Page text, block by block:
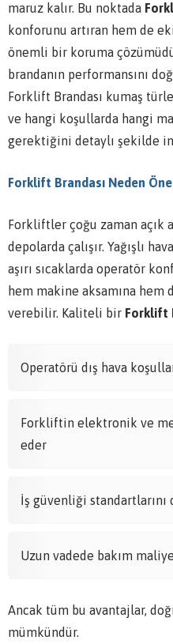
maruz kalır. Bu noktada
konforunu artıran hem de
önemli bir koruma
brandanın performansını
Forklift Brandası kumaş
ve hangi koşullarda hangi
gerektiğini detaylı şekilde
Forklift Brandası Neden
Forkliftler çoğu zaman açık
depolarda çalışır. Yağışlı
aşırı sıcaklarda operatör
hem makine aksamına
verebilir. Kaliteli bir Forklift
Operatörü dış hava
Forkliftin elektronik ve
eder
İş güvenliği standartlarını
Uzun vadede bakım
Ancak tüm bu avantajlar,
mümkündür.